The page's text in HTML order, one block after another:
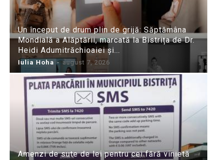
Un început de drum plin de grijă: Săptămâna
Mondială a Alăptării, marcată la Bistrița de Dr.
Heidi Adumitrăchioaiei și...
Iulia Hoha - august 7, 2026
Amenzi de sute de lei pentru cei fără vinietă